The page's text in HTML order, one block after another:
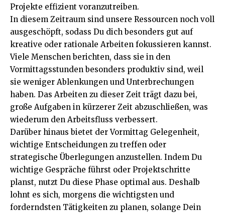
Projekte effizient voranzutreiben.
In diesem Zeitraum sind unsere Ressourcen noch voll
ausgeschöpft, sodass Du dich besonders gut auf
kreative oder rationale Arbeiten fokussieren kannst.
Viele Menschen berichten, dass sie in den
Vormittagsstunden besonders produktiv sind, weil
sie weniger Ablenkungen und Unterbrechungen
haben. Das Arbeiten zu dieser Zeit trägt dazu bei,
große Aufgaben in kürzerer Zeit abzuschließen, was
wiederum den Arbeitsfluss verbessert.
Darüber hinaus bietet der Vormittag Gelegenheit,
wichtige Entscheidungen zu treffen oder
strategische Überlegungen anzustellen. Indem Du
wichtige Gespräche führst oder Projektschritte
planst, nutzt Du diese Phase optimal aus. Deshalb
lohnt es sich, morgens die wichtigsten und
forderndsten Tätigkeiten zu planen, solange Dein